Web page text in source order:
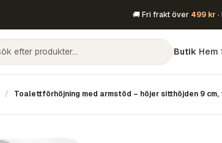
🚚 Fri frakt över 499 kr
Butik Hem
/ Toalettförhöjning med armstöd – höjer sitthöjden 9